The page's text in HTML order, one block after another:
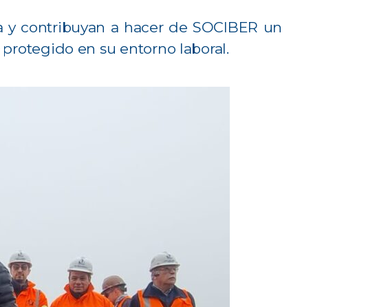
contribuyan a hacer de SOCIBER un
en su entorno laboral.